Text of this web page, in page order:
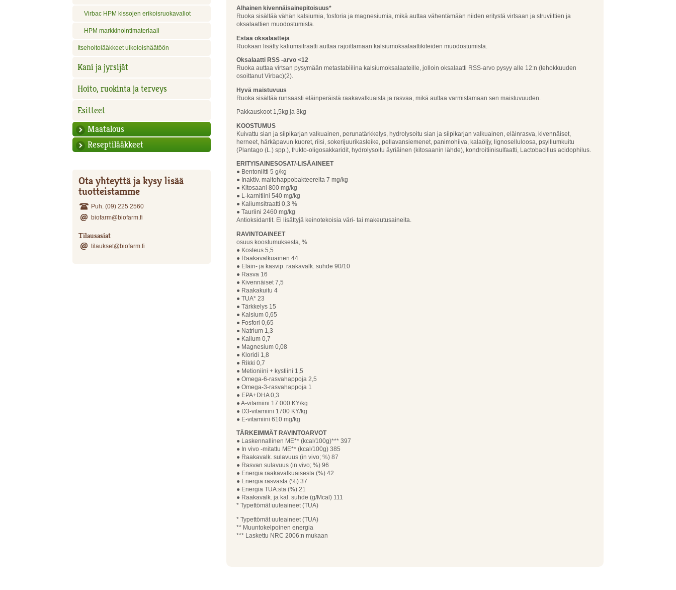
Virbac HPM kissojen erikoisruokavaliot
HPM markkinointimateriaali
Itsehoitolääkkeet ulkoloishäätöön
Kani ja jyrsijät
Hoito, ruokinta ja terveys
Esitteet
Maatalous
Reseptilääkkeet
Alhainen kivennäisainepitoisuus*
Ruoka sisältää vähän kalsiumia, fosforia ja magnesiumia, mikä auttaa vähentämään niiden eritystä virtsaan ja struviittien ja
oksalaattien muodostumista.
Estää oksalaatteja
Ruokaan lisätty kaliumsitraatti auttaa rajoittamaan kalsiumoksalaattikiteiden muodostumista.
Oksalaatti RSS -arvo <12
Ruoka auttaa virtsan pysymään metastabiilina kalsiumoksalaateille, jolloin oksalaatti RSS-arvo pysyy alle 12:n (tehokkuuden
osoittanut Virbac)(2).
Hyvä maistuvuus
Ruoka sisältää runsaasti eläinperäistä raakavalkuaista ja rasvaa, mikä auttaa varmistamaan sen maistuvuuden.
Pakkauskoot 1,5kg ja 3kg
KOOSTUMUS
Kuivattu sian ja siipikarjan valkuainen, perunatärkkelys, hydrolysoitu sian ja siipikarjan valkuainen, eläinrasva, kivennäiset,
herneet, härkäpavun kuoret, riisi, sokerijuurikasleike, pellavansiemenet, panimohiiva, kalaöljy, lignoselluloosa, psylliumkuitu
(Plantago (L.) spp.), frukto-oligosakkaridit, hydrolysoitu äyriäinen (kitosaanin lähde), kondroitiinisulfaatti, Lactobacillus acidophilus.
ERITYISAINESOSAT/-LISÄAINEET
● Bentoniitti 5 g/kg
● Inaktiv. maitohappobakteereita 7 mg/kg
● Kitosaani 800 mg/kg
● L-karnitiini 540 mg/kg
● Kaliumsitraatti 0,3 %
● Tauriini 2460 mg/kg
Antioksidantit. Ei lisättyjä keinotekoisia väri- tai makeutusaineita.
RAVINTOAINEET
osuus koostumuksesta, %
● Kosteus 5,5
● Raakavalkuainen 44
● Eläin- ja kasvip. raakavalk. suhde 90/10
● Rasva 16
● Kivennäiset 7,5
● Raakakuitu 4
● TUA* 23
● Tärkkelys 15
● Kalsium 0,65
● Fosfori 0,65
● Natrium 1,3
● Kalium 0,7
● Magnesium 0,08
● Kloridi 1,8
● Rikki 0,7
● Metioniini + kystiini 1,5
● Omega-6-rasvahappoja 2,5
● Omega-3-rasvahappoja 1
● EPA+DHA 0,3
● A-vitamiini 17 000 KY/kg
● D3-vitamiini 1700 KY/kg
● E-vitamiini 610 mg/kg
TÄRKEIMMÄT RAVINTOARVOT
● Laskennallinen ME** (kcal/100g)*** 397
● In vivo -mitattu ME** (kcal/100g) 385
● Raakavalk. sulavuus (in vivo; %) 87
● Rasvan sulavuus (in vivo; %) 96
● Energia raakavalkuaisesta (%) 42
● Energia rasvasta (%) 37
● Energia TUA:sta (%) 21
● Raakavalk. ja kal. suhde (g/Mcal) 111
* Typettömät uuteaineet (TUA)
* Typettömät uuteaineet (TUA)
** Muuntokelpoinen energia
*** Laskettu NRC 2006:n mukaan
Ota yhteyttä ja kysy lisää
tuotteistamme
Puh. (09) 225 2560
biofarm@biofarm.fi
Tilausasiat
tilaukset@biofarm.fi